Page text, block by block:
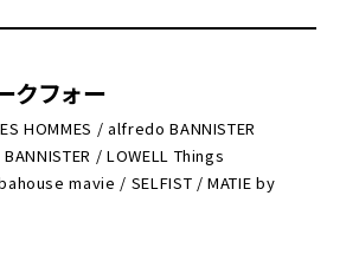
クフォー
HOMMES / alfredo BANNISTER
/ LOWELL Things
mavie / SELFIST / MATIE by